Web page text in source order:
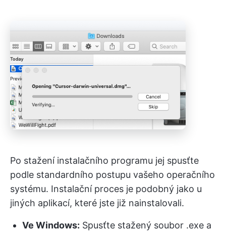
Po stažení instalačního programu jej spusťte
podle standardního postupu vašeho operačního
systému. Instalační proces je podobný jako u
jiných aplikací, které jste již nainstalovali.
Ve Windows: Spusťte stažený soubor .exe a